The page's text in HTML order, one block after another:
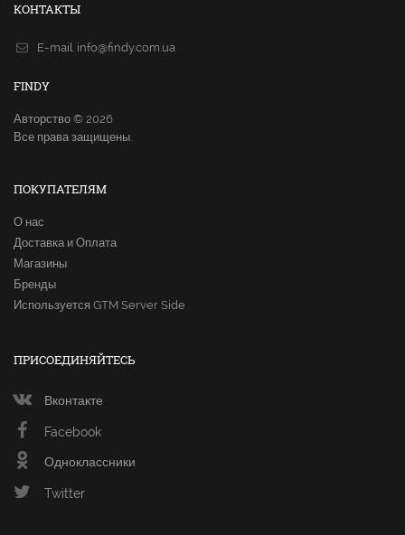
КОНТАКТЫ
E-mail. info@findy.com.ua
FINDY
Авторство © 2026
Все права защищены.
ПОКУПАТЕЛЯМ
О нас
Доставка и Оплата
Магазины
Бренды
Используется GTM Server Side
ПРИСОЕДИНЯЙТЕСЬ
Вконтакте
Facebook
Одноклассники
Twitter